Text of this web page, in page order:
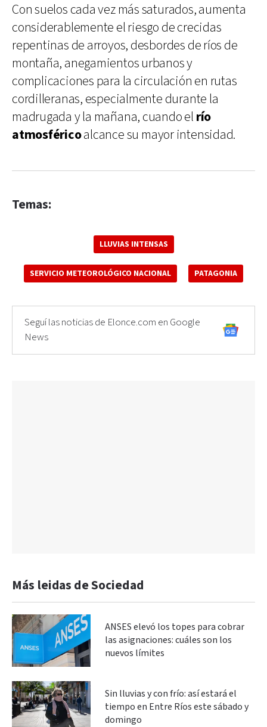
Con suelos cada vez más saturados, aumenta
considerablemente el riesgo de crecidas
repentinas de arroyos, desbordes de ríos de
montaña, anegamientos urbanos y
complicaciones para la circulación en rutas
cordilleranas, especialmente durante la
madrugada y la mañana, cuando el río
atmosféricoalcance su mayor intensidad.
Temas:
LLUVIAS INTENSAS
SERVICIO METEOROLÓGICO NACIONAL PATAGONIA
Seguí las noticias de Elonce.com en Google
News
Más leidas de Sociedad
ANSES elevó los topes para cobrar
las asignaciones: cuáles son los
nuevos límites
Sin lluvias y con frío: así estará el
tiempo en Entre Ríos este sábado y
domingo